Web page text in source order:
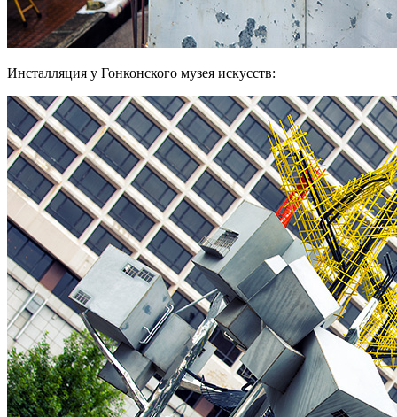
Инсталляция у Гонконского музея искусств: